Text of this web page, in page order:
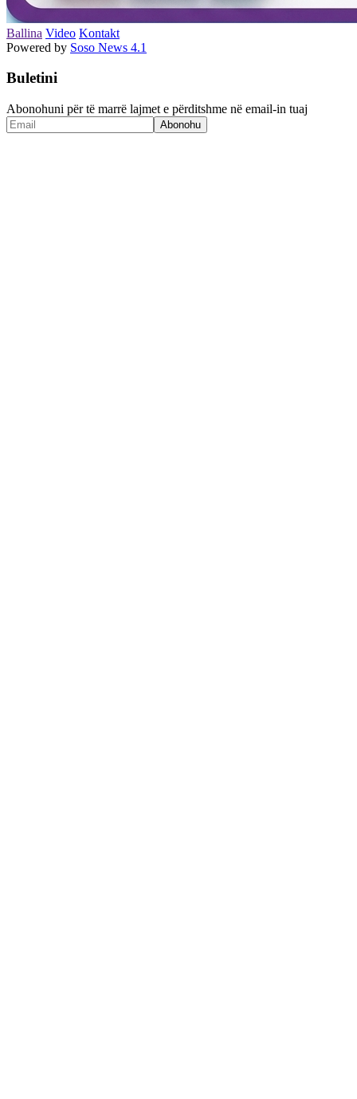
Ballina Video Kontakt
Powered by Soso News 4.1
Buletini
Abonohuni për të marrë lajmet e përditshme në email-in tuaj
Abonohu